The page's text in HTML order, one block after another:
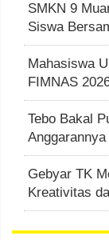
SMKN 9
Siswa
Mahasiswa
FIMNAS
Tebo Bakal
Gebyar TK
Kreativitas